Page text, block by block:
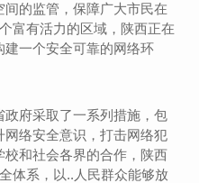
的监管，保障广大市民在
富有活力的区域，陕西正在
一个安全可靠的网络环
府采取了一系列措施，包
络安全意识，打击网络犯
和社会各界的合作，陕西
体系，以..人民群众能够放